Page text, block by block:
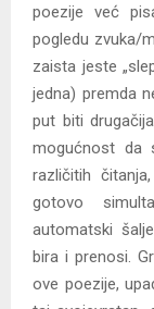
poezije već
pogledu zvuka/
zaista jeste
jedna) premda
put biti
mogućnost da
različitih
gotovo
automatski
bira i prenosi.
ove poezije,